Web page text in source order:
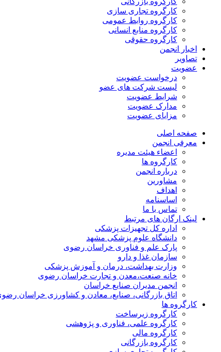
کارگروه تجاری سازی
کارگروه روابط عمومی
کارگروه منابع انسانی
کارگروه حقوقی
اخبار انجمن
تصاویر
عضویت
درخواست عضویت
لیست شرکت های عضو
شرایط عضویت
مدارک عضویت
مزایای عضویت
صفحه اصلی
معرفی انجمن
اعضاء هیئت مدیره
کارگروه ها
درباره انجمن
مشاورین
اهداف
اساسنامه
تماس با ما
لینک ارگان های مرتبط
اداره کل تجهیزات پزشکی
دانشگاه علوم پزشکی مشهد
پارک علم و فناوری خراسان رضوی
سازمان غذا و دارو
وزارت بهداشت، درمان و آموزش پزشکی
خانه صنعت،معدن و تجارت خراسان رضوی
انجمن مدیران صنایع خراسان
اتاق بازرگانی، صنایع، معادن و کشاورزی خراسان
کارگروه ها
کارگروه زیرساخت
کارگروه علمی، فناوری و پژوهشی
کارگروه مالی
کارگروه بازرگانی